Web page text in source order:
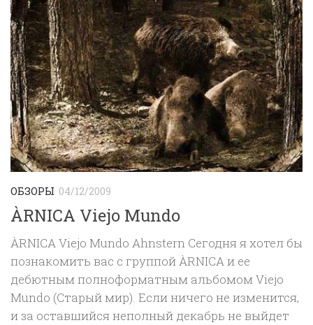
ОБЗОРЫ 04/12/2009
ÀRNICA Viejo Mundo
ÀRNICA Viejo Mundo Ahnstern Сегодня я хотел бы
познакомить вас с группой ÀRNICA и ее
дебютным полноформатным альбомом Viejo
Mundo (Старый мир). Если ничего не изменится,
и за оставшийся неполный декабрь не выйдет